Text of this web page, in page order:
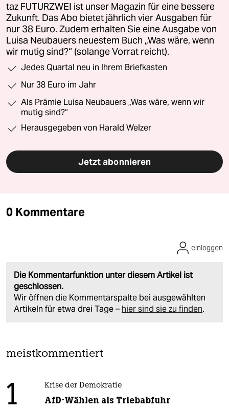
taz FUTURZWEI ist unser Magazin für eine bessere
Zukunft. Das Abo bietet jährlich vier Ausgaben für
nur 38 Euro. Zudem erhalten Sie eine Ausgabe von
Luisa Neubauers neuestem Buch „Was wäre, wenn
wir mutig sind?“ (solange Vorrat reicht).
Jedes Quartal neu in Ihrem Briefkasten
Nur 38 Euro im Jahr
Als Prämie Luisa Neubauers „Was wäre, wenn wir
mutig sind?“
Herausgegeben von Harald Welzer
Jetzt abonnieren
0 Kommentare
Die Kommentarfunktion unter diesem Artikel ist
geschlossen.
Wir öffnen die Kommentarspalte bei ausgewählten
Artikeln für etwa drei Tage – hier sind sie zu finden.
einloggen
meistkommentiert
1 Krise der Demokratie
AfD-Wählen als Triebabfuhr